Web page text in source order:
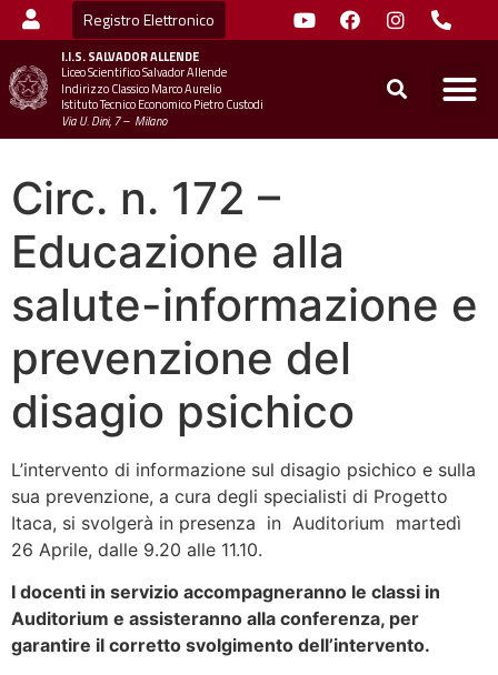
Registro Elettronico
I.I.S.SALVADOR ALLENDE
Liceo Scientifico Salvador Allende
Indirizzo Classico Marco Aurelio
Istituto Tecnico Economico Pietro Custodi
Via U. Dini, 7 – Milano
Circ. n. 172 –
Educazione alla
salute-informazione e
prevenzione del
disagio psichico
L’intervento di informazione sul disagio psichico e sulla
sua prevenzione, a cura degli specialisti di Progetto
Itaca, si svolgerà in presenza in Auditorium martedì
26 Aprile, dalle 9.20 alle 11.10.
I docenti in servizio accompagneranno le classi in
Auditorium e assisteranno alla conferenza, per
garantire il corretto svolgimento dell’intervento.